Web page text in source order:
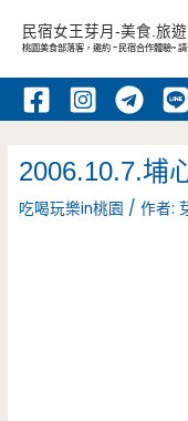
內
民宿女王芽月-美食.旅
桃園美食部落客，邀約 -民宿合作體驗~
2006.10.7.埔
吃喝玩樂in桃園 / 作者: